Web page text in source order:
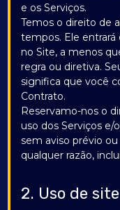
e os Serviços.
Temos o direito de
tempos. Ele entrará
no Site, a menos
regra ou diretiva.
significa que você
Contrato.
Reservamo-nos o
uso dos Serviços
sem aviso prévio
qualquer razão,
2. Uso de